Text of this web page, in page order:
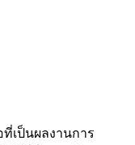
เป็นผลงานการ